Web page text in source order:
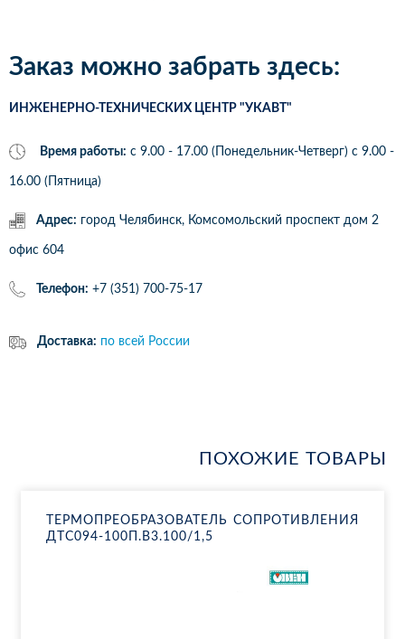
Заказ можно забрать здесь:
ИНЖЕНЕРНО-ТЕХНИЧЕСКИХ ЦЕНТР "УКАВТ"
Время работы: с 9.00 - 17.00 (Понедельник-Четверг) c 9.00 -
16.00 (Пятница)
Адрес: город Челябинск, Комсомольский проспект дом 2
офис 604
Телефон: +7 (351) 700-75-17
Доставка: по всей России
ПОХОЖИЕ ТОВАРЫ
ТЕР­МО­ПРЕ­ОБ­РА­ЗО­ВА­ТЕЛЬ СО­ПРО­ТИВ­ЛЕ­НИЯ
ДТ­С094-100П.В3.100/1,5